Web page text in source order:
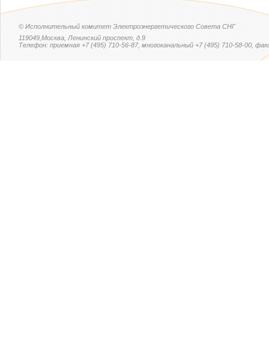
© Исполнительный комитет Электроэнергетического Совета СНГ
119049,Москва, Ленинский проспект, д.9
Телефон: приемная +7 (495) 710-56-87, многоканальный +7 (495) 710-58-00,